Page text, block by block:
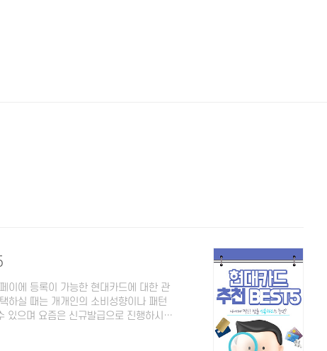
이에 등록이 가능한 현대카드에 대한 관
하실 때는 개개인의 소비성향이나 패턴
있으며 요즘은 신규발급으로 진행하시는
위와 카드별 혜택에 대해서 정리해 드리